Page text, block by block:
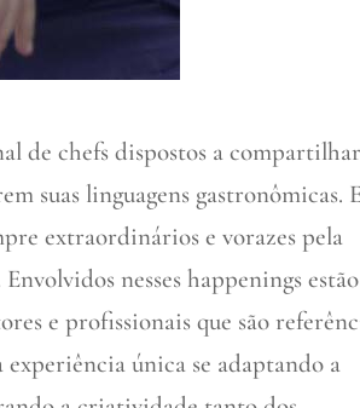
de chefs dispostos a
suas linguagens gastronômicas.
extraordinários e vorazes pela
nesses happenings estão
e profissionais que são
única se adaptando a